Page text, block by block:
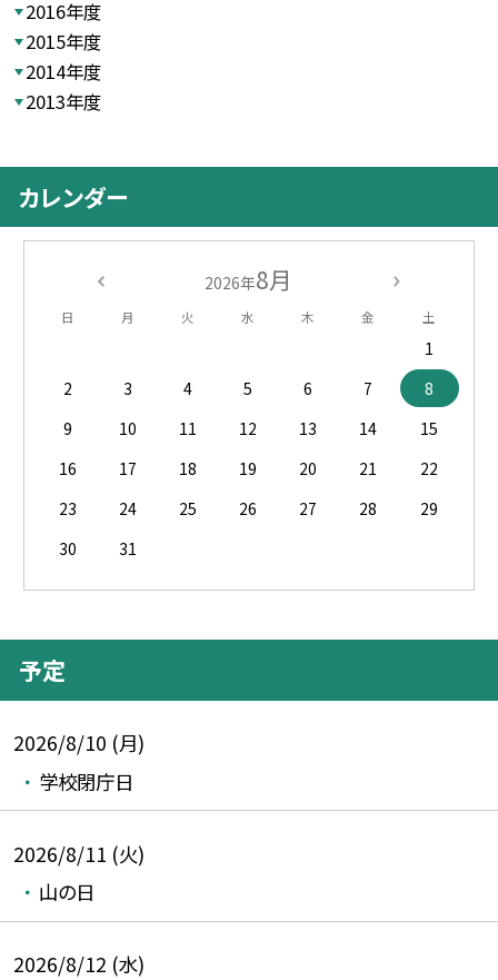
2016年度
2015年度
2014年度
2013年度
カレンダー
2026年8月
日 月 火 水 木 金 土
1
2
3 4 5 6 7
8
9
10 11 12 13 14
15
16
17 18 19 20 21
22
23
24 25 26 27 28
29
30
31
予定
2026/8/10 (月)
学校閉庁日
2026/8/11 (火)
山の日
2026/8/12 (水)